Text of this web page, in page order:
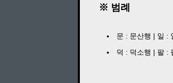
※ 범례
문 : 문산행 | 일 :
덕 : 덕소행 | 팔 :